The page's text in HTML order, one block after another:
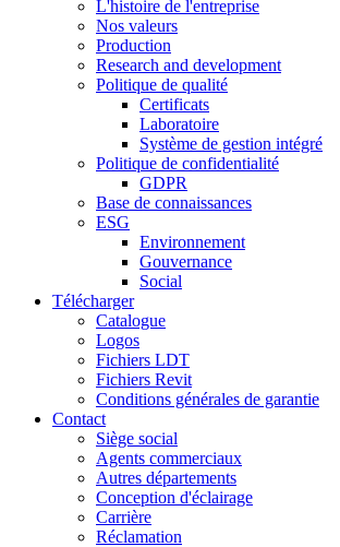
L'histoire de l'entreprise
Nos valeurs
Production
Research and development
Politique de qualité
Certificats
Laboratoire
Système de gestion intégré
Politique de confidentialité
GDPR
Base de connaissances
ESG
Environnement
Gouvernance
Social
Télécharger
Catalogue
Logos
Fichiers LDT
Fichiers Revit
Conditions générales de garantie
Contact
Siège social
Agents commerciaux
Autres départements
Conception d'éclairage
Carrière
Réclamation